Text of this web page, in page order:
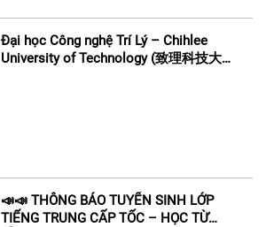
Đại học Công nghệ Trí Lý – Chihlee
University of Technology (致理科技大
📣📣 THÔNG BÁO TUYỂN SINH LỚP
TIẾNG TRUNG CẤP TỐC – HỌC TỪ